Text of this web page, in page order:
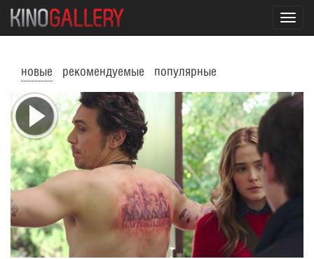
новые рекомендуемые популярные